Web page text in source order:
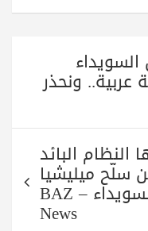
عربية.. ونحذر
النظام البائد
سلّح ميليشيا
الهجري في السويداء؟ السويداء – BAZ
News